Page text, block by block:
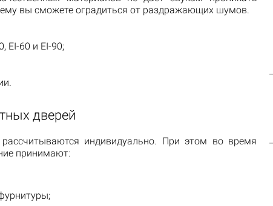
вы сможете оградиться от раздражающих шумов.
EI-60 и EI-90;
дверей
индивидуально. При этом во время
принимают: